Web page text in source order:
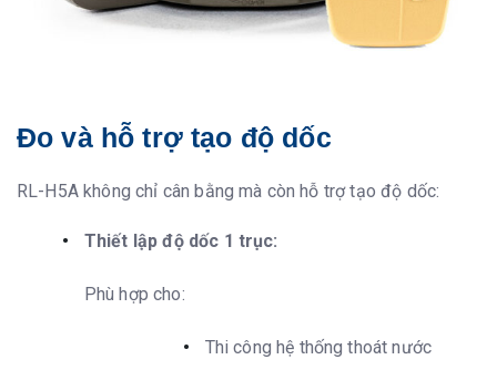
Đo và hỗ trợ tạo độ dốc
RL-H5A không chỉ cân bằng mà còn hỗ trợ tạo độ dốc:
Thiết lập độ dốc 1 trục:
Phù hợp cho:
Thi công hệ thống thoát nước